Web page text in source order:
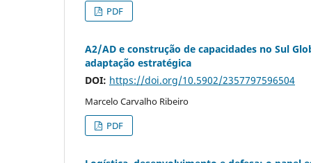
PDF
A2/AD e construção de capacidades no Sul
adaptação estratégica
DOI: https://doi.org/10.5902/2357797596504
Marcelo Carvalho Ribeiro
PDF